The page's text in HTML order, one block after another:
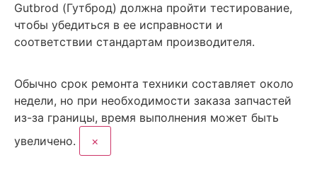
Gutbrod (Гутброд) должна пройти тестирование,
чтобы убедиться в ее исправности и
соответствии стандартам производителя.
Обычно срок ремонта техники составляет около
недели, но при необходимости заказа запчастей
из-за границы, время выполнения может быть
увеличено.
×